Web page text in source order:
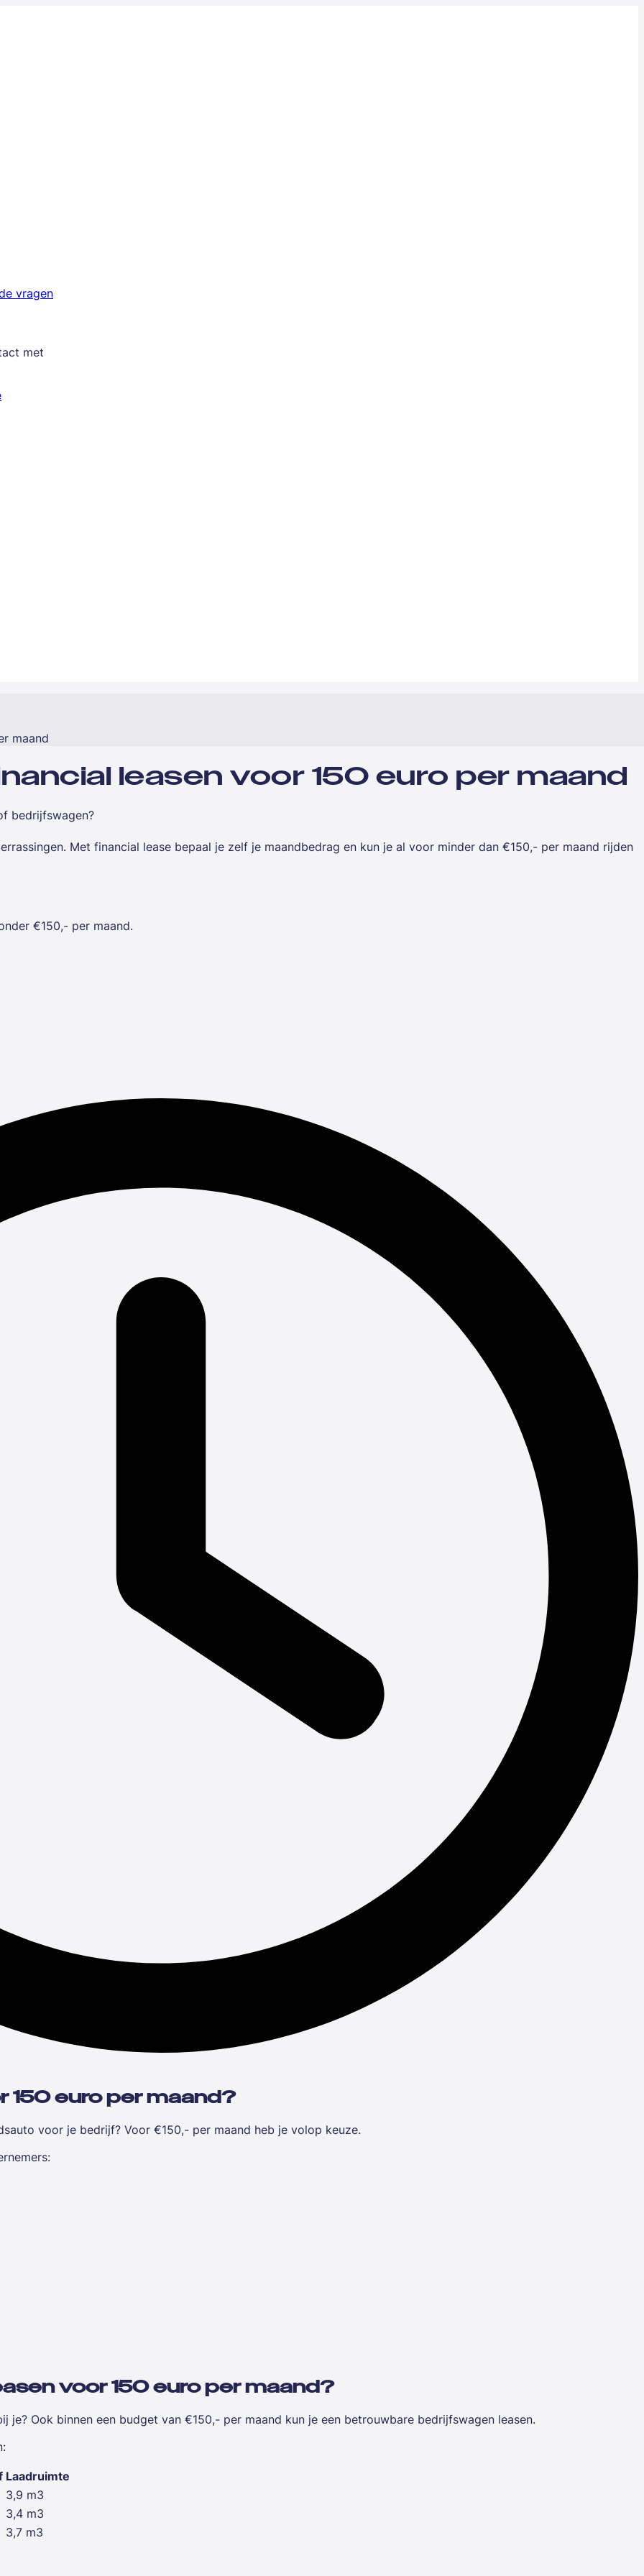
vragen
met
maand
leasen voor 150 euro per maand
bedrijfswagen?
Met financial lease bepaal je zelf je maandbedrag en kun je al voor minder dan €150,- per maand rijden
€150,- per maand.
150 euro per maand?
voor je bedrijf? Voor €150,- per maand heb je volop keuze.
voor 150 euro per maand?
je? Ook binnen een budget van €150,- per maand kun je een betrouwbare bedrijfswagen leasen.
Laadruimte
3,9 m3
3,4 m3
3,7 m3